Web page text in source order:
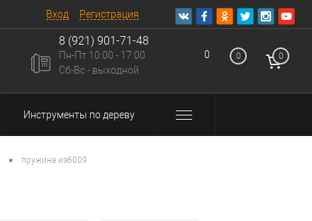
Вход Регистрация
8 (921) 901-71-48
Пн-Пт 10:00 - 17:00
Сб-Вс - выходной
0 0 0
Инструменты по дереву
• пружина иэ6009